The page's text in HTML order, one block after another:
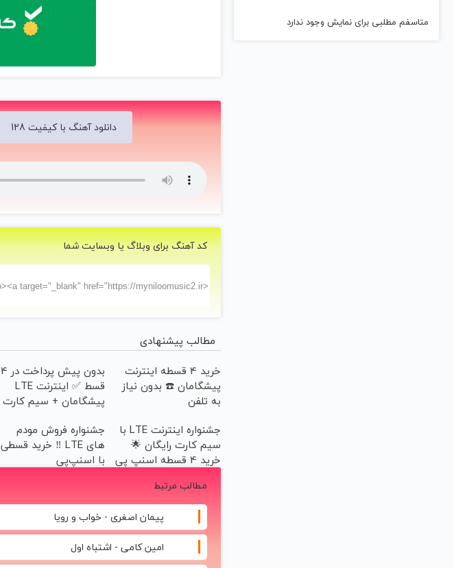
متاسفم مطلبی برای نمایش وجود ندارد
دانلود آهنگ با کیفیت 128
کد آهنگ برای وبلاگ یا وبسایت شما
مطالب پیشنهادی
خرید 4 قسطه اینترنت
پیشگامان ☎️ بدون نیاز
به تلفن
بدون پیش پرداخت در 4
قسط ✅ اینترنت LTE
پیشگامان + سیم کارت
جشنواره اینترنت LTE با
سیم کارت رایگان 🌟
خرید 4 قسطه اسنپ پی
جشنواره فروش مودم
های LTE ‼️ خرید قسطی
با اسنپ‌پی
مطالب مرتبط
پیمان اصغری - خواب و رویا
امین کامی - اشتباه اول